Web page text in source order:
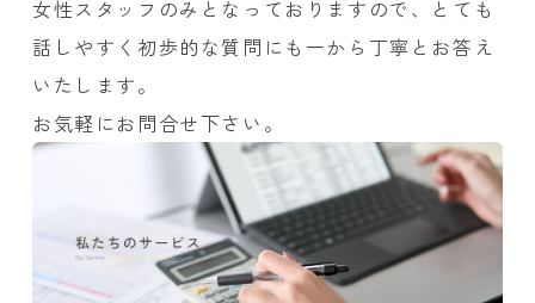
女性スタッフのみとなっておりますので、とても
話しやすく初歩的な質問にも一から丁寧とお答え
いたします。
お気軽にお問合せ下さい。